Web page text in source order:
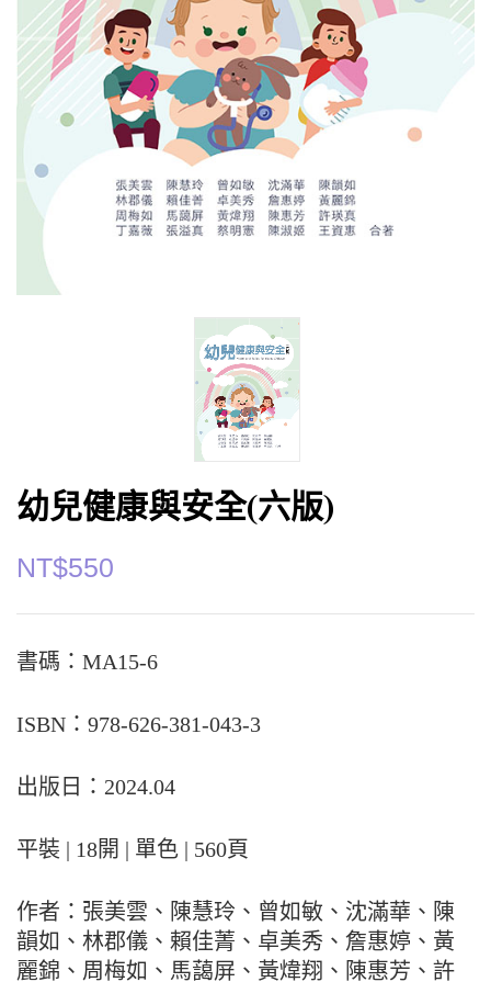
幼兒健康與安全(六版)
NT$550
書碼：MA15-6
ISBN：978-626-381-043-3
出版日：2024.04
平裝 | 18開 | 單色 | 560頁
作者：張美雲、陳慧玲、曾如敏、沈滿華、陳
韻如、林郡儀、賴佳菁、卓美秀、詹惠婷、黃
麗錦、周梅如、馬藹屏、黃煒翔、陳惠芳、許